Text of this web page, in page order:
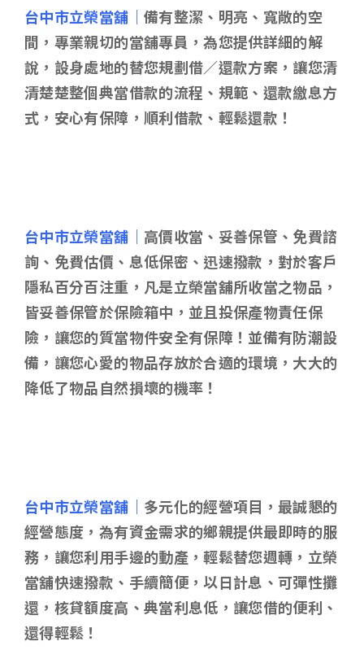
台中市立榮當舖｜ 備有整潔、明亮、寬敞的空
間，專業親切的當舖專員，為您提供詳細的解
說，設身處地的替您規劃借／還款方案，讓您清
清楚楚整個典當借款的流程、規範、還款繳息方
式，安心有保障，順利借款、輕鬆還款！
台中市立榮當舖｜ 高價收當、妥善保管、免費諮
詢、免費估價、息低保密、迅速撥款，對於客戶
隱私百分百注重，凡是立榮當舖所收當之物品，
皆妥善保管於保險箱中，並且投保產物責任保
險，讓您的質當物件安全有保障！並備有防潮設
備，讓您心愛的物品存放於合適的環境，大大的
降低了物品自然損壞的機率！
台中市立榮當舖｜ 多元化的經營項目，最誠懇的
經營態度，為有資金需求的鄉親提供最即時的服
務，讓您利用手邊的動產，輕鬆替您週轉，立榮
當舖快速撥款、手續簡便，以日計息、可彈性攤
還，核貸額度高、典當利息低，讓您借的便利、
還得輕鬆！